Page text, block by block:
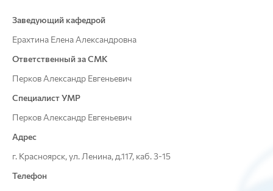
Заведующий кафедрой
Ерахтина Елена Александровна
Ответственный за СМК
Перков Александр Евгеньевич
Специалист УМР
Перков Александр Евгеньевич
Адрес
г. Красноярск, ул. Ленина, д.117, каб. 3-15
Телефон